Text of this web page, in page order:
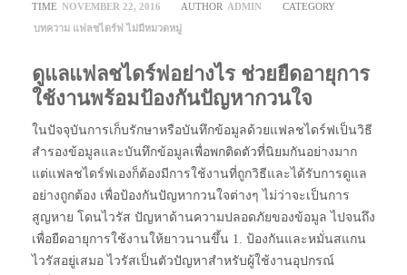
TIME NOVEMBER 22, 2016 AUTHOR ADMIN
CATEGORY
บทความ แฟลชไดร์ฟ ไม่มีหมวดหมู่
ดูแลแฟลชไดร์ฟอย่างไร ช่วยยืดอายุการ
ใช้งานพร้อมป้องกันปัญหากวนใจ
ในปัจจุบันการเก็บรักษาหรือบันทึกข้อมูลด้วยแฟลชไดร์ฟเป็นวิธี
สำรองข้อมูลและบันทึกข้อมูลเพื่อพกติดตัวที่นิยมกันอย่างมาก
แต่แฟลชไดร์ฟเองก็ต้องมีการใช้งานที่ถูกวิธีและได้รับการดูแล
อย่างถูกต้อง เพื่อป้องกันปัญหากวนใจต่างๆ ไม่ว่าจะเป็นการ
สูญหาย โดนไวรัส ปัญหาด้านความปลอดภัยของข้อมูล ไปจนถึง
เพื่อยืดอายุการใช้งานให้ยาวนานขึ้น 1. ป้องกันและหมั่นสแกน
ไวรัสอยู่เสมอ ไวรัสเป็นตัวปัญหาสำหรับผู้ใช้งานอุปกรณ์